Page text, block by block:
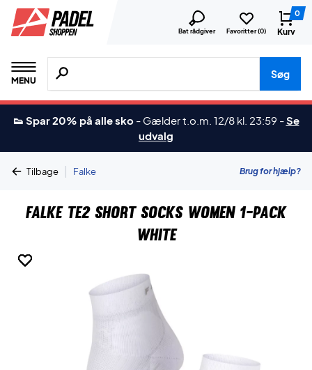
Bat rådgiver Favoritter (0)
0
Kurv
MENU
Søg efter produkter, mærker etc.
Søg
👟 Spar 20% på alle sko - Gælder t.o.m. 12/8 kl. 23:59 -Se
udvalg
Tilbage | Falke Brug for hjælp?
Falke TE2 Short Socks Women 1-Pack
White